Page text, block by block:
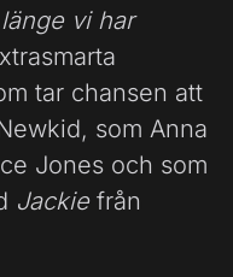
vi har
tar chansen att
som Anna
Jones och som
Jackiefrån